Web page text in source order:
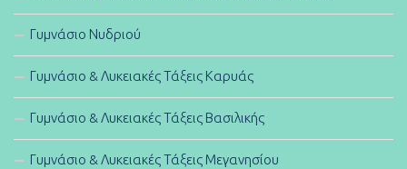
Γυμνάσιο Νυδριού
Γυμνάσιο & Λυκειακές Τάξεις Καρυάς
Γυμνάσιο & Λυκειακές Τάξεις Βασιλικής
Γυμνάσιο & Λυκειακές Τάξεις Μεγανησίου